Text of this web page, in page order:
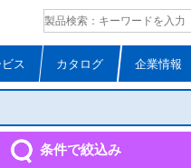
ス カタログ 企業情報
条件で絞込み